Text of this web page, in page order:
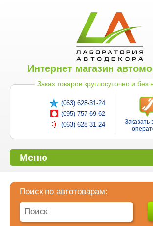
Интернет магазин
Заказ товаров круглосуточно и без
(063) 628-31-24
(095) 757-69-62
(063) 628-31-24
Заказать
Меню
Поиск по автотоварам: